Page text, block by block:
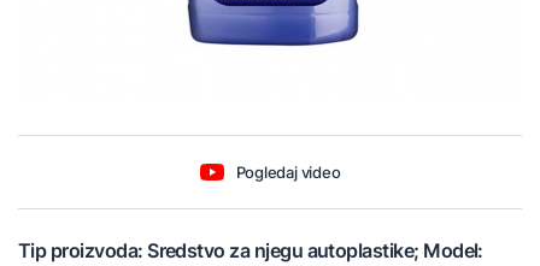
Pogledaj video
Tip proizvoda: Sredstvo za njegu autoplastike; Model: